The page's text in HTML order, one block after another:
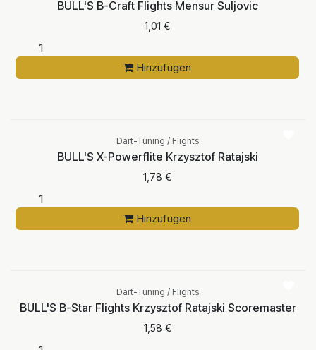
BULL'S B-Craft Flights Mensur Suljovic
1,01 €
Hinzufügen
Dart-Tuning / Flights
BULL'S X-Powerflite Krzysztof Ratajski
1,78 €
Hinzufügen
Dart-Tuning / Flights
BULL'S B-Star Flights Krzysztof Ratajski Scoremaster
1,58 €